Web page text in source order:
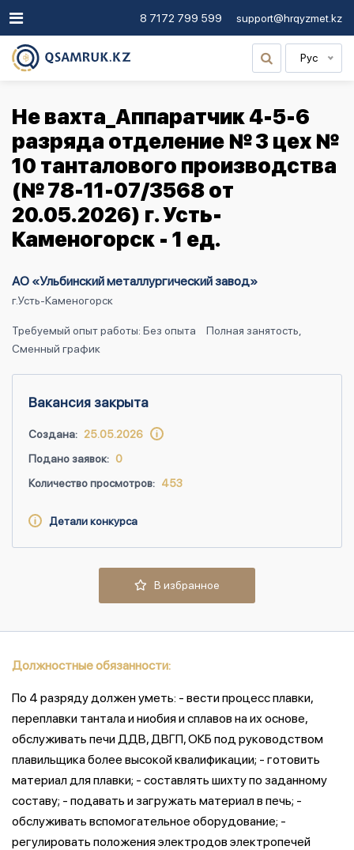
8 7172 799 599 support@hrqyzmet.kz
Рус
Не вахта_Аппаратчик 4-5-6
разряда отделение № 3 цех №
10 танталового производства
(№ 78-11-07/3568 от
20.05.2026) г. Усть-
Каменогорск - 1 ед.
АО «Ульбинский металлургический завод»
г.Усть-Каменогорск
Требуемый опыт работы: Без опыта
Полная занятость,
Сменный график
Вакансия закрыта
Создана: 25.05.2026
Подано заявок: 0
Количество просмотров: 453
Детали конкурса
В избранное
Должностные обязанности:
По 4 разряду должен уметь: - вести процесс плавки,
переплавки тантала и ниобия и сплавов на их основе,
обслуживать печи ДДВ, ДВГП, ОКБ под руководством
плавильщика более высокой квалификации; - готовить
материал для плавки; - составлять шихту по заданному
составу; - подавать и загружать материал в печь; -
обслуживать вспомогательное оборудование; -
регулировать положения электродов электропечей